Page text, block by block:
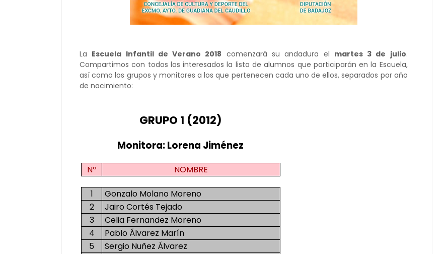
La Escuela Infantil de Verano 2018 comenzará su andadura el martes 3 de julio.
Compartimos con todos los interesados la lista de alumnos que participarán en la Escuela,
así como los grupos y monitores a los que pertenecen cada uno de ellos, separados por año
de nacimiento:
GRUPO 1 (2012)
Monitora: Lorena Jiménez
Nº NOMBRE
1
Gonzalo Molano Moreno
2
Jairo Cortés Tejado
3
Celia Fernandez Moreno
4
Pablo Álvarez Marín
5
Sergio Nuñez Álvarez